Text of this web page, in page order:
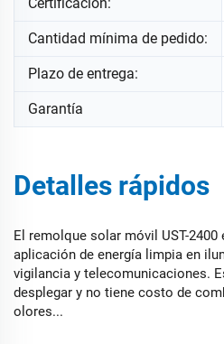
Cantidad mínima de pedido:
Plazo de entrega:
Garantía
Detalles rápidos
El remolque solar móvil UST-2400
aplicación de energía limpia en
vigilancia y telecomunicaciones.
desplegar y no tiene costo de
olores...